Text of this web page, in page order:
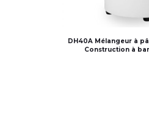
DH40A Mélangeur à
Construction à